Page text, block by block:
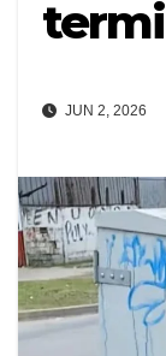
JUN 2, 2026